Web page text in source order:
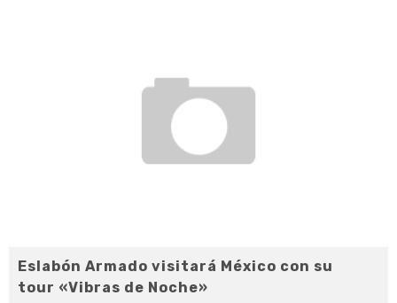
Eslabón Armado visitará México con su
tour «Vibras de Noche»